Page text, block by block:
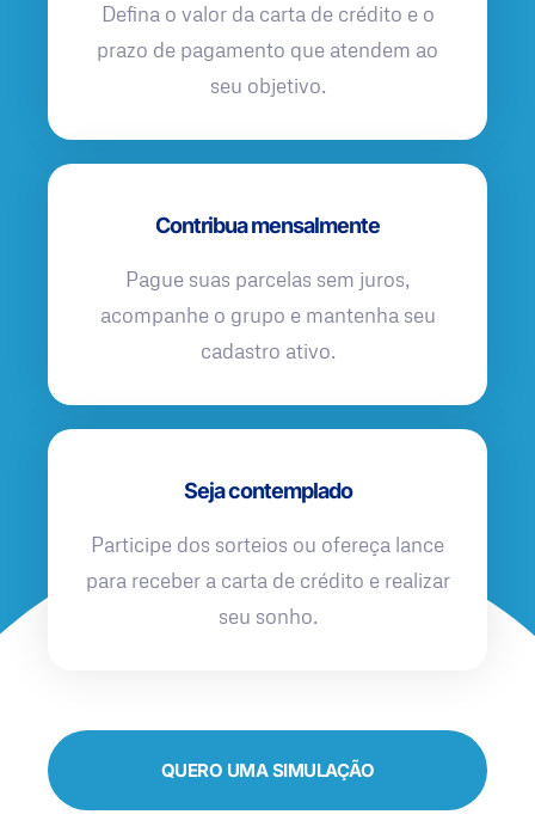
Defina o valor da carta de crédito e o
prazo de pagamento que atendem ao
seu objetivo.
Contribua mensalmente
Pague suas parcelas sem juros,
acompanhe o grupo e mantenha seu
cadastro ativo.
Seja contemplado
Participe dos sorteios ou ofereça lance
para receber a carta de crédito e realizar
seu sonho.
QUERO UMA SIMULAÇÃO